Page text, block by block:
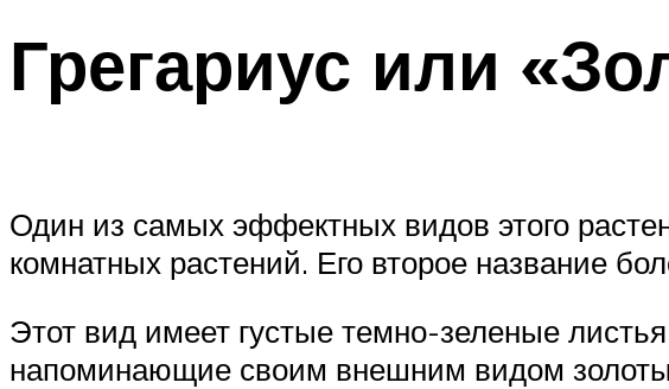
Грегариус или
Один из самых эффектных видов этого
комнатных растений. Его второе название
Этот вид имеет густые темно-зеленые
напоминающие своим внешним видом